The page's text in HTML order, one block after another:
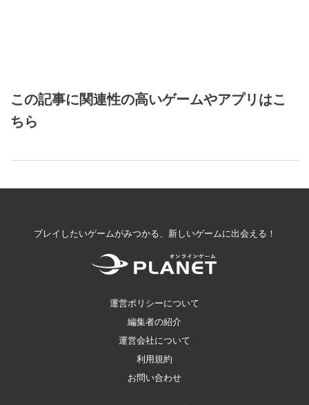
この記事に関連性の高いゲームやアプリはこ
ちら
プレイしたいゲームがみつかる、新しいゲームに出会える！
運営ポリシーについて
編集者の紹介
運営会社について
利用規約
お問い合わせ